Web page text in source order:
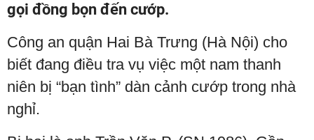
gọi đồng bọn đến cướp.
Công an quận Hai Bà Trưng (Hà Nội) cho
biết đang điều tra vụ việc một nam thanh
niên bị “bạn tình” dàn cảnh cướp trong nhà
nghỉ.